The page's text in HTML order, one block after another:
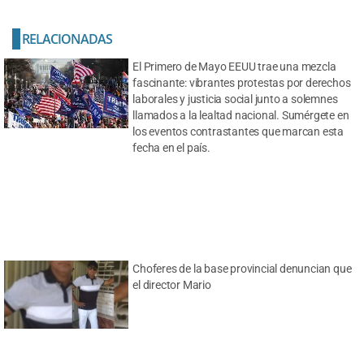
El Primero de Mayo EEUU trae una mezcla
fascinante: vibrantes protestas por derechos
laborales y justicia social junto a solemnes
llamados a la lealtad nacional. Sumérgete en
los eventos contrastantes que marcan esta
fecha en el país.
Choferes de la base provincial denuncian que
el director Mario
RELACIONADAS